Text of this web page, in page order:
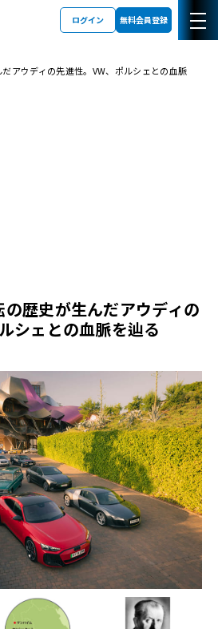
ログイン 無料会員登録
だアウディの先進性。VW、ポルシェとの血脈
の歴史が生んだアウディの
シェとの血脈を辿る